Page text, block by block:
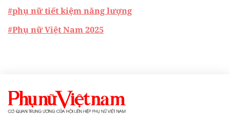
#phụ nữ tiết kiệm năng lượng
#Phụ nữ Việt Nam 2025